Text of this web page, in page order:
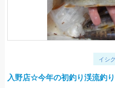
イシ
入野店☆今年の初釣り渓流釣